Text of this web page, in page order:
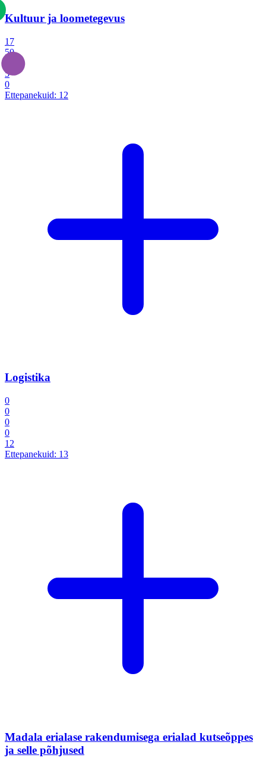
Kultuur ja loometegevus
17
50
5
0
Ettepanekuid: 12
Logistika
0
0
0
0
12
Ettepanekuid: 13
Madala erialase rakendumisega erialad kutseõppes
ja selle põhjused